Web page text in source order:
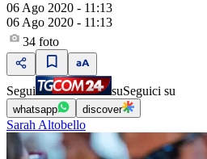
06 Ago 2020 - 11:13
06 Ago 2020 - 11:13
34 foto
Segui suSeguici su
whatsapp discover
Sarah Altobello